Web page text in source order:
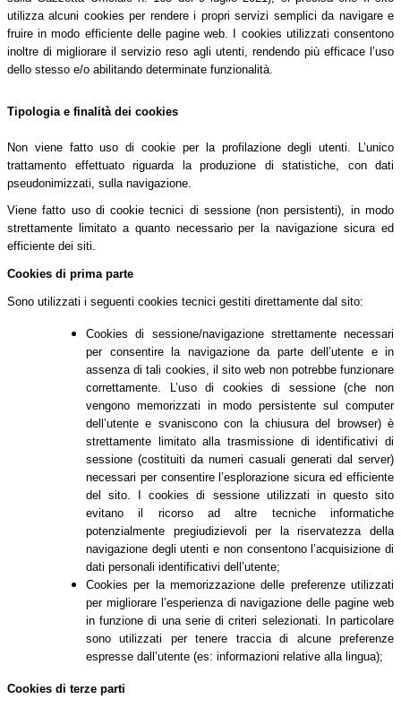
utilizza alcuni cookies per rendere i propri servizi semplici da navigare e
fruire in modo efficiente delle pagine web. I cookies utilizzati consentono
inoltre di migliorare il servizio reso agli utenti, rendendo più efficace l’uso
dello stesso e/o abilitando determinate funzionalità.
Tipologia e finalità dei cookies
Non viene fatto uso di cookie per la profilazione degli utenti. L’unico
trattamento effettuato riguarda la produzione di statistiche, con dati
pseudonimizzati, sulla navigazione.
Viene fatto uso di cookie tecnici di sessione (non persistenti), in modo
strettamente limitato a quanto necessario per la navigazione sicura ed
efficiente dei siti.
Cookies di prima parte
Sono utilizzati i seguenti cookies tecnici gestiti direttamente dal sito:
Cookies di sessione/navigazione strettamente necessari
per consentire la navigazione da parte dell’utente e in
assenza di tali cookies, il sito web non potrebbe funzionare
correttamente. L’uso di cookies di sessione (che non
vengono memorizzati in modo persistente sul computer
dell’utente e svaniscono con la chiusura del browser) è
strettamente limitato alla trasmissione di identificativi di
sessione (costituiti da numeri casuali generati dal server)
necessari per consentire l’esplorazione sicura ed efficiente
del sito. I cookies di sessione utilizzati in questo sito
evitano il ricorso ad altre tecniche informatiche
potenzialmente pregiudizievoli per la riservatezza della
navigazione degli utenti e non consentono l’acquisizione di
dati personali identificativi dell’utente;
Cookies per la memorizzazione delle preferenze utilizzati
per migliorare l’esperienza di navigazione delle pagine web
in funzione di una serie di criteri selezionati. In particolare
sono utilizzati per tenere traccia di alcune preferenze
espresse dall’utente (es: informazioni relative alla lingua);
Cookies di terze parti